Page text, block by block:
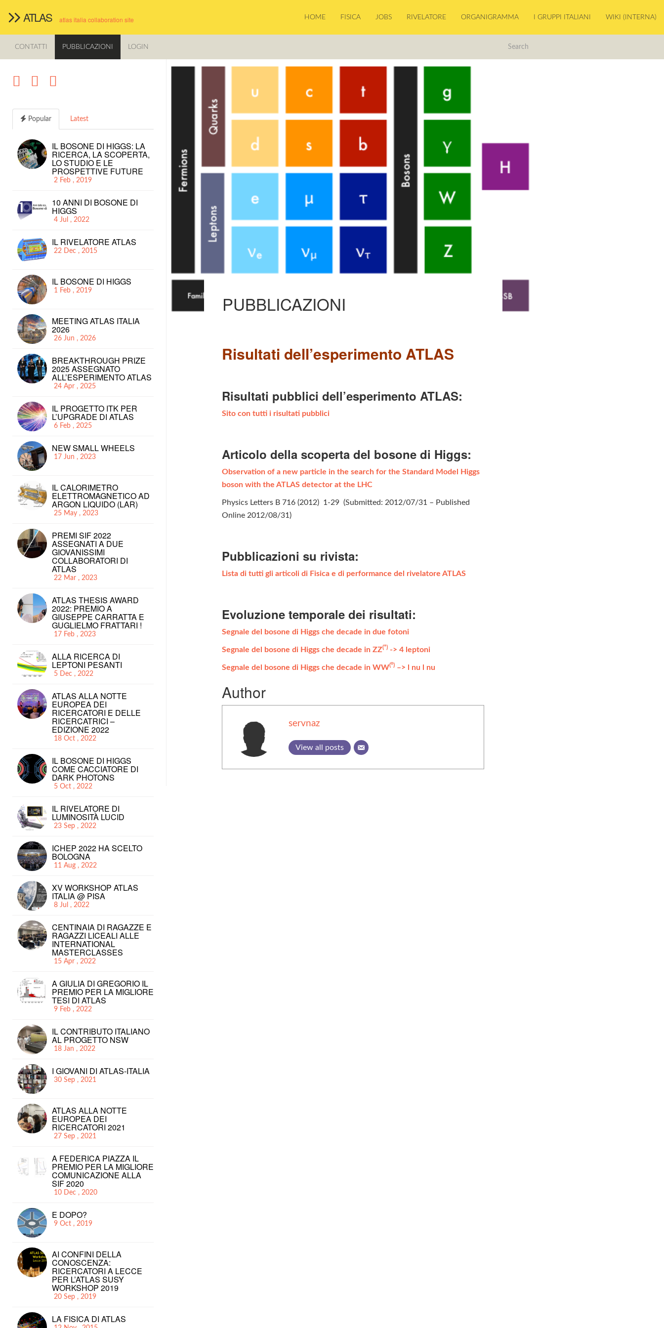
ATLAS atlas italia collaboration site HOME FISICA JOBS RIVELATORE ORGANIGRAMMA I GRUPPI ITALIANI WIKI (INTERNA)
CONTATTI PUBBLICAZIONI LOGIN
PUBBLICAZIONI
Risultati dell’esperimento ATLAS
Risultati pubblici dell’esperimento ATLAS:
Sito con tutti i risultati pubblici
Articolo della scoperta del bosone di Higgs:
Observation of a new particle in the search for the Standard Model Higgs
boson with the ATLAS detector at the LHC
Physics Letters B 716 (2012) 1-29 (Submitted: 2012/07/31 – Published
Online 2012/08/31)
Pubblicazioni su rivista:
Lista di tutti gli articoli di Fisica e di performance del rivelatore ATLAS
Evoluzione temporale dei risultati:
Segnale del bosone di Higgs che decade in due fotoni
Segnale del bosone di Higgs che decade in ZZ(*)-> 4 leptoni
Segnale del bosone di Higgs che decade in WW(°)–> l nu l nu
Author
servnaz
View all posts
Popular Latest
IL BOSONE DI HIGGS: LA
RICERCA, LA SCOPERTA,
LO STUDIO E LE
PROSPETTIVE FUTURE
2 Feb , 2019
10 ANNI DI BOSONE DI
HIGGS
4 Jul , 2022
IL RIVELATORE ATLAS
22 Dec , 2015
IL BOSONE DI HIGGS
1 Feb , 2019
MEETING ATLAS ITALIA
2026
26 Jun , 2026
BREAKTHROUGH PRIZE
2025 ASSEGNATO
ALL’ESPERIMENTO ATLAS
24 Apr , 2025
IL PROGETTO ITK PER
L’UPGRADE DI ATLAS
6 Feb , 2025
NEW SMALL WHEELS
17 Jun , 2023
IL CALORIMETRO
ELETTROMAGNETICO AD
ARGON LIQUIDO (LAR)
25 May , 2023
PREMI SIF 2022
ASSEGNATI A DUE
GIOVANISSIMI
COLLABORATORI DI
ATLAS
22 Mar , 2023
ATLAS THESIS AWARD
2022: PREMIO A
GIUSEPPE CARRATTA E
GUGLIELMO FRATTARI !
17 Feb , 2023
ALLA RICERCA DI
LEPTONI PESANTI
5 Dec , 2022
ATLAS ALLA NOTTE
EUROPEA DEI
RICERCATORI E DELLE
RICERCATRICI –
EDIZIONE 2022
18 Oct , 2022
IL BOSONE DI HIGGS
COME CACCIATORE DI
DARK PHOTONS
5 Oct , 2022
IL RIVELATORE DI
LUMINOSITÀ LUCID
23 Sep , 2022
ICHEP 2022 HA SCELTO
BOLOGNA
11 Aug , 2022
XV WORKSHOP ATLAS
ITALIA @ PISA
8 Jul , 2022
CENTINAIA DI RAGAZZE E
RAGAZZI LICEALI ALLE
INTERNATIONAL
MASTERCLASSES
15 Apr , 2022
A GIULIA DI GREGORIO IL
PREMIO PER LA MIGLIORE
TESI DI ATLAS
9 Feb , 2022
IL CONTRIBUTO ITALIANO
AL PROGETTO NSW
18 Jan , 2022
I GIOVANI DI ATLAS-ITALIA
30 Sep , 2021
ATLAS ALLA NOTTE
EUROPEA DEI
RICERCATORI 2021
27 Sep , 2021
A FEDERICA PIAZZA IL
PREMIO PER LA MIGLIORE
COMUNICAZIONE ALLA
SIF 2020
10 Dec , 2020
E DOPO?
9 Oct , 2019
AI CONFINI DELLA
CONOSCENZA:
RICERCATORI A LECCE
PER L’ATLAS SUSY
WORKSHOP 2019
20 Sep , 2019
LA FISICA DI ATLAS